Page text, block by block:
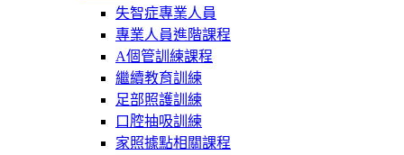
失智症專業人員
專業人員進階課程
A個管訓練課程
繼續教育訓練
足部照護訓練
口腔抽吸訓練
家照據點相關課程